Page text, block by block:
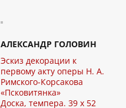
АЛЕКСАНДР ГОЛОВИН
Эскиз декорации к
первому акту оперы Н. А.
Римского-Корсакова
«Псковитянка»
Доска, темпера. 39 х 52